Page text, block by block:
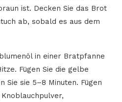
ist. Decken Sie das Brot
ab, sobald es aus dem
in einer Bratpfanne
Fügen Sie die gelbe
Sie sie 5–8 Minuten. Fügen